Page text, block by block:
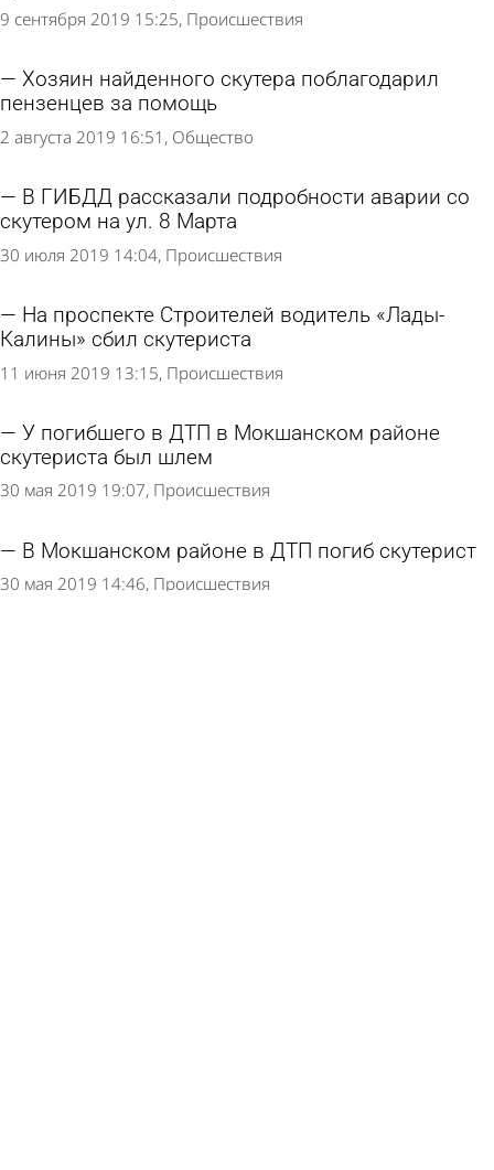
9 сентября 2019 15:25 Происшествия
Хозяин найденного скутера поблагодарил
пензенцев за помощь
2 августа 2019 16:51 Общество
В ГИБДД рассказали подробности аварии со
скутером на ул. 8 Марта
30 июля 2019 14:04 Происшествия
На проспекте Строителей водитель «Лады-
Калины» сбил скутериста
11 июня 2019 13:15 Происшествия
У погибшего в ДТП в Мокшанском районе
скутериста был шлем
30 мая 2019 19:07 Происшествия
В Мокшанском районе в ДТП погиб скутерист
30 мая 2019 14:46 Происшествия